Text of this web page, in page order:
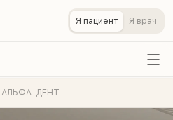
Я пациент Я врач
АЛЬФА-ДЕНТ